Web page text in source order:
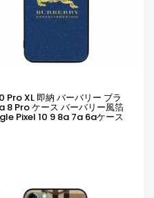
XL 即納 バーバリー ブラ
Pro ケース バーバリー風箔
Pixel 10 9 8a 7a 6aケース
A55
Galaxy/Google